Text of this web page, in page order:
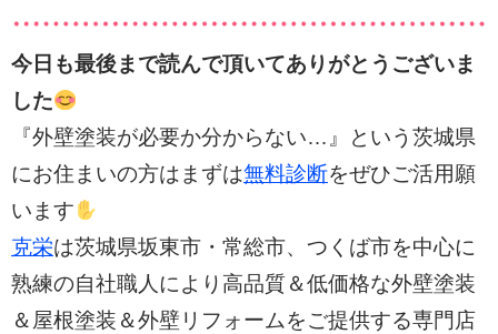
今日も最後まで読んで頂いてありがとうございま
した
『外壁塗装が必要か分からない…』という茨城県
にお住まいの方はまずは無料診断をぜひご活用願
います
克栄は茨城県坂東市・常総市、つくば市を中心に
熟練の自社職人により高品質＆低価格な外壁塗装
＆屋根塗装＆外壁リフォームをご提供する専門店